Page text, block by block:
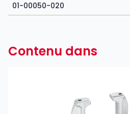
01-00050-020
Contenu dans